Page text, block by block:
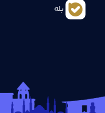
بله